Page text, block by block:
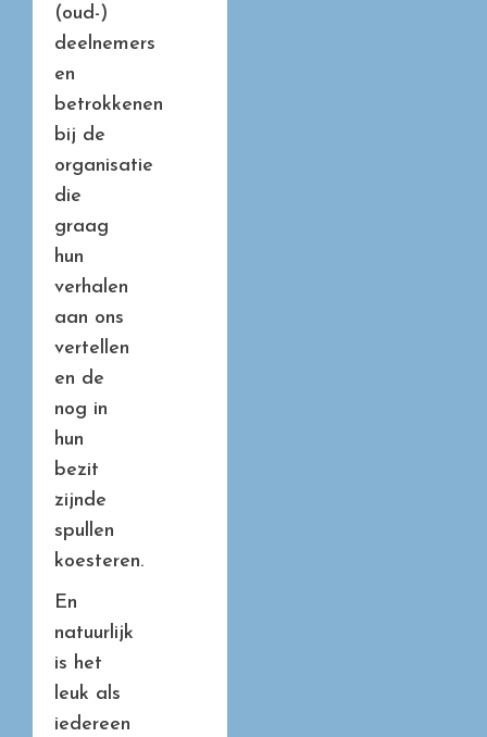
(oud-)
deelnemers
en
betrokkenen
bij de
organisatie
die
graag
hun
verhalen
aan ons
vertellen
en de
nog in
hun
bezit
zijnde
spullen
koesteren.
En
natuurlijk
is het
leuk als
iedereen